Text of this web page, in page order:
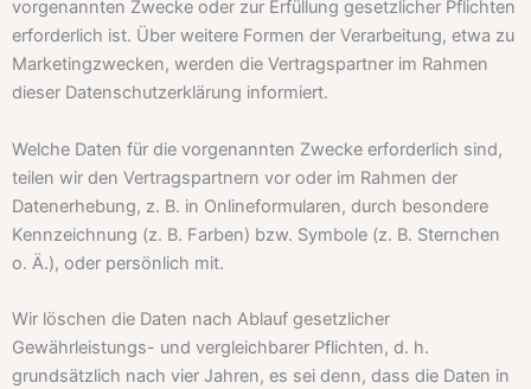
vorgenannten Zwecke oder zur Erfüllung gesetzlicher Pflichten
erforderlich ist. Über weitere Formen der Verarbeitung, etwa zu
Marketingzwecken, werden die Vertragspartner im Rahmen
dieser Datenschutzerklärung informiert.
Welche Daten für die vorgenannten Zwecke erforderlich sind,
teilen wir den Vertragspartnern vor oder im Rahmen der
Datenerhebung, z. B. in Onlineformularen, durch besondere
Kennzeichnung (z. B. Farben) bzw. Symbole (z. B. Sternchen
o. Ä.), oder persönlich mit.
Wir löschen die Daten nach Ablauf gesetzlicher
Gewährleistungs- und vergleichbarer Pflichten, d. h.
grundsätzlich nach vier Jahren, es sei denn, dass die Daten in